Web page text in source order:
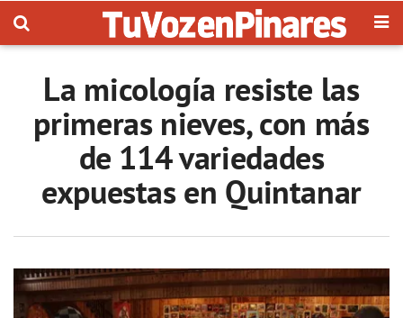
La micología resiste las
primeras nieves, con más
de 114 variedades
expuestas en Quintanar